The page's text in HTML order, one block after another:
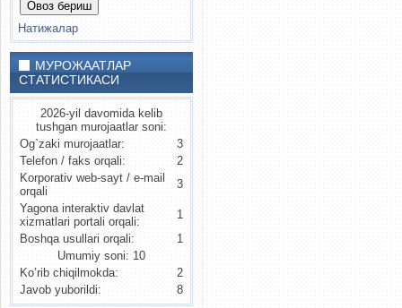
Натижалар
МУРОЖААТЛАР
СТАТИСТИКАСИ
2026-yil davomida kelib
tushgan murojaatlar soni:
Og`zaki murojaatlar:
3
Telefon / faks orqali:
2
Korporativ web-sayt / e-mail
orqali
3
Yagona interaktiv davlat
xizmatlari portali orqali:
1
Boshqa usullari orqali:
1
Umumiy soni: 10
Ko’rib chiqilmokda:
2
Javob yuborildi:
8